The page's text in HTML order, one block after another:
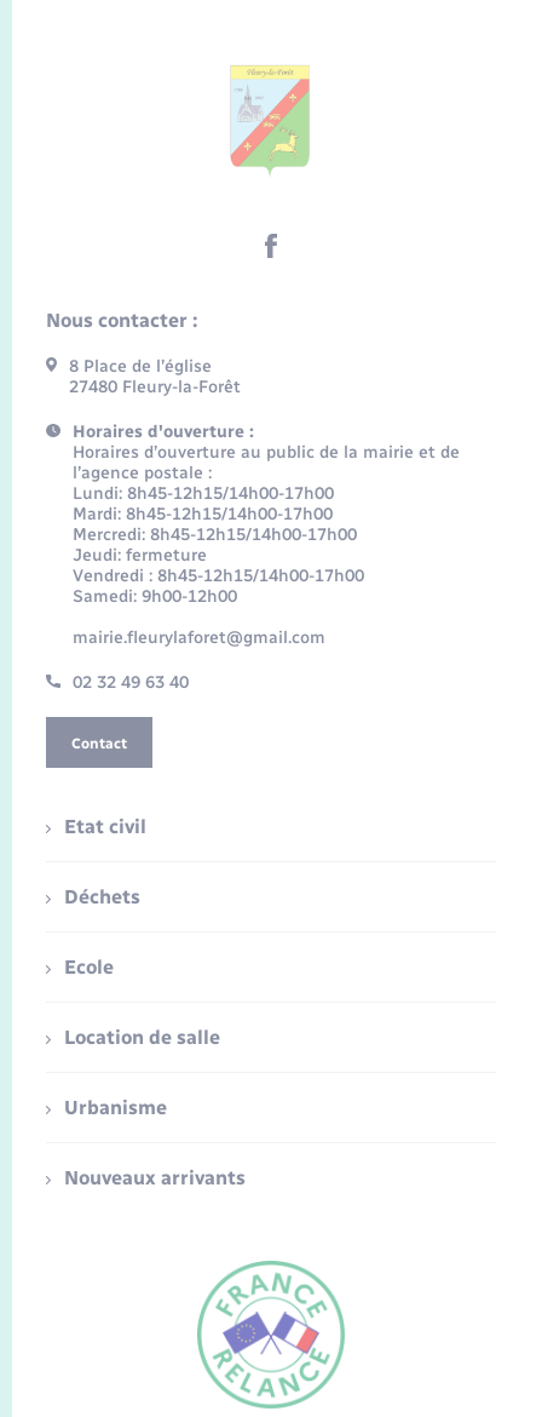
FR
Nous contacter :
8 Place de l’église
27480 Fleury-la-Forêt
Horaires d'ouverture :
Horaires d’ouverture au public de la mairie et de
l’agence postale :
Lundi: 8h45-12h15/14h00-17h00
Mardi: 8h45-12h15/14h00-17h00
Mercredi: 8h45-12h15/14h00-17h00
Jeudi: fermeture
Vendredi : 8h45-12h15/14h00-17h00
Samedi: 9h00-12h00
mairie.fleurylaforet@gmail.com
02 32 49 63 40
Contact
Etat civil
Déchets
Ecole
Location de salle
Urbanisme
Nouveaux arrivants